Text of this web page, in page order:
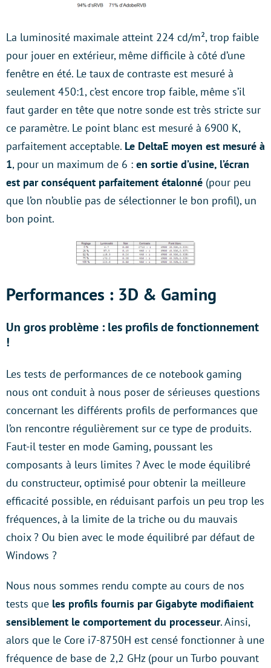
La luminosité maximale atteint 224 cd/m², trop faible
pour jouer en extérieur, même difficile à côté d’une
fenêtre en été. Le taux de contraste est mesuré à
seulement 450:1, c’est encore trop faible, même s’il
faut garder en tête que notre sonde est très stricte sur
ce paramètre. Le point blanc est mesuré à 6900 K,
parfaitement acceptable. Le DeltaE moyen est mesuré à
1, pour un maximum de 6 : en sortie d’usine, l’écran
est par conséquent parfaitement étalonné (pour peu
que l’on n’oublie pas de sélectionner le bon profil), un
bon point.
Performances : 3D & Gaming
Un gros problème : les profils de fonctionnement
!
Les tests de performances de ce notebook gaming
nous ont conduit à nous poser de sérieuses questions
concernant les différents profils de performances que
l’on rencontre régulièrement sur ce type de produits.
Faut-il tester en mode Gaming, poussant les
composants à leurs limites ? Avec le mode équilibré
du constructeur, optimisé pour obtenir la meilleure
efficacité possible, en réduisant parfois un peu trop les
fréquences, à la limite de la triche ou du mauvais
choix ? Ou bien avec le mode équilibré par défaut de
Windows ?
Nous nous sommes rendu compte au cours de nos
tests que les profils fournis par Gigabyte modifiaient
sensiblement le comportement du processeur. Ainsi,
alors que le Core i7-8750H est censé fonctionner à une
fréquence de base de 2,2 GHz (pour un Turbo pouvant